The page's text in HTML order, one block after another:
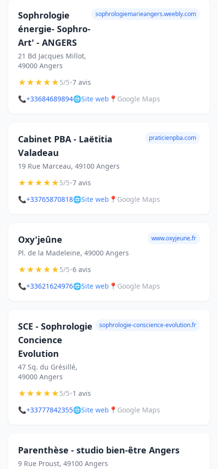
Sophrologie
énergie- Sophro-
Art' - ANGERS
21 Bd Jacques Millot,
49000 Angers
sophrologiemarieangers.weebly.com
★★★★★5/5•7 avis
📞+33684689894🌐Site web 📍 Google Maps
Cabinet PBA - Laëtitia
Valadeau
19 Rue Marceau, 49100 Angers
praticienpba.com
★★★★★5/5•7 avis
📞+33765870818🌐Site web 📍 Google Maps
Oxy'jeûne
Pl. de la Madeleine, 49000 Angers
www.oxyjeune.fr
★★★★★5/5•6 avis
📞+33621624976🌐Site web 📍 Google Maps
SCE - Sophrologie
Concience
Evolution
47 Sq. du Grésillé,
49000 Angers
sophrologie-conscience-evolution.fr
★★★★★5/5•1 avis
📞+33777842355🌐Site web 📍 Google Maps
Parenthèse - studio bien-être Angers
9 Rue Proust, 49100 Angers